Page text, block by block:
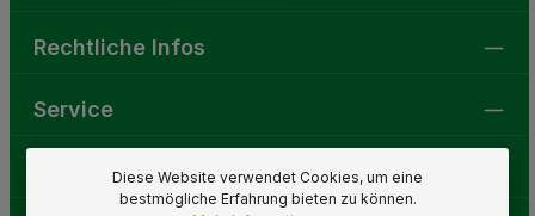
Rechtliche Infos
Service
GartenweltDiese Website verwendet Cookies, um eine
bestmögliche Erfahrung bieten zu können.